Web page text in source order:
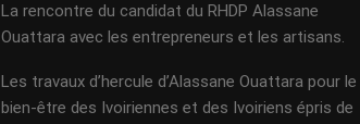
La rencontre du candidat du RHDP Alassane
Ouattara avec les entrepreneurs et les artisans.
Les travaux d’hercule d’Alassane Ouattara pour le
bien-être des Ivoiriennes et des Ivoiriens épris de